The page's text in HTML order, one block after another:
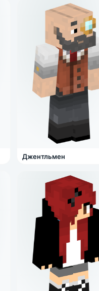
Джентльмен